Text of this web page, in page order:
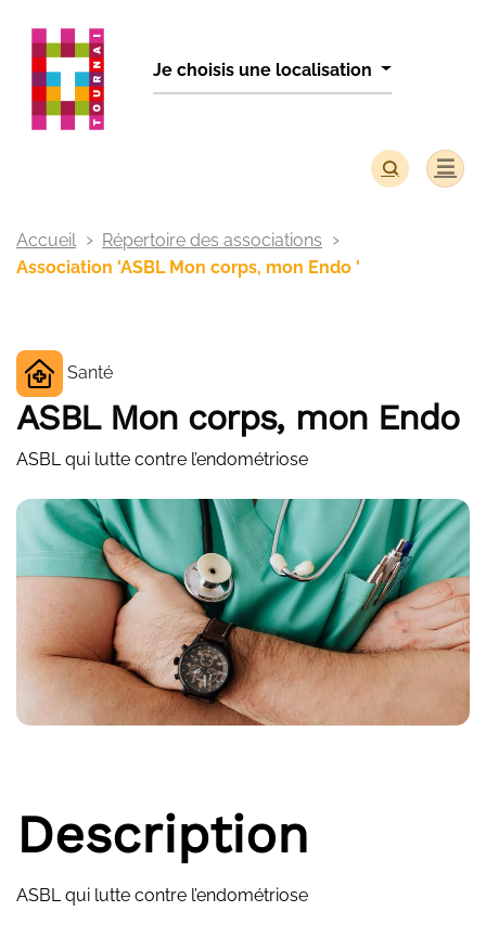
Je choisis une localisation
Accueil
Répertoire des associations
Association 'ASBL Mon corps, mon Endo '
Santé
ASBL Mon corps, mon Endo
ASBL qui lutte contre l’endométriose
Description
ASBL qui lutte contre l’endométriose